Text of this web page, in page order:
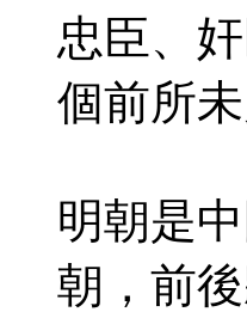
忠臣、
個前所
明朝是
朝，前